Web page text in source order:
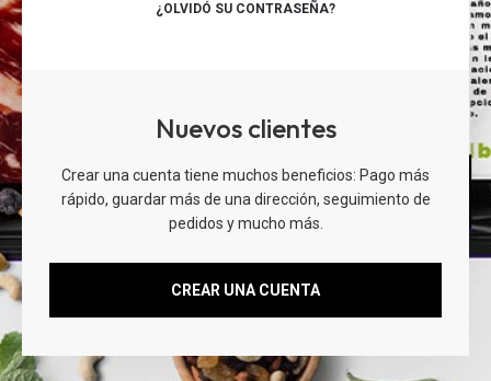
¿OLVIDÓ SU CONTRASEÑA?
Nuevos clientes
Crear una cuenta tiene muchos beneficios: Pago más
rápido, guardar más de una dirección, seguimiento de
pedidos y mucho más.
CREAR UNA CUENTA